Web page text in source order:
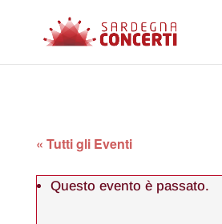
« Tutti gli Eventi
Questo evento è passato.